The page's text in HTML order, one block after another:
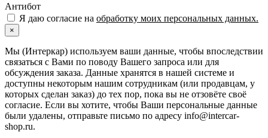
Антибот
Я даю согласие на обработку моих персональных данных.
×
Мы (Интеркар) используем ваши данные, чтобы впоследствии
связаться с Вами по поводу Вашего запроса или для
обсуждения заказа. Данные хранятся в нашей системе и
доступны некоторым нашим сотрудникам (или продавцам, у
которых сделан заказ) до тех пор, пока вы не отзовёте своё
согласие. Если вы хотите, чтобы Ваши персональные данные
были удалены, отправьте письмо по адресу info@intercar-
shop.ru.